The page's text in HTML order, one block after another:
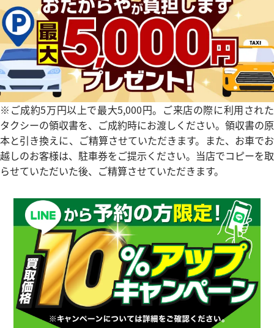
イトジャスト 126331G 10P
インデックス
格
27日時点の参考買取価格で
ロレックス デイトジャスト
参考買取価格
3,550,000円
※2026年6月時点の参考買取価
※ご成約5万円以上で最大5,000円。ご来店の際に利用された
タクシーの領収書を、ご成約時にお渡しください。領収書の原
本と引き換えに、ご精算させていただきます。また、お車でお
越しのお客様は、駐車券をご提示ください。当店でコピーを取
らせていただいた後、ご精算させていただきます。